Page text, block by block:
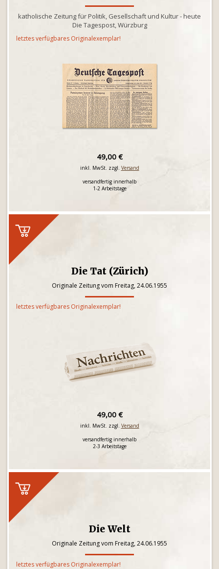
katholische Zeitung für Politik, Gesellschaft und Kultur - heute
Die Tagespost, Würzburg
letztes verfügbares Originalexemplar!
49,00 €
inkl. MwSt. zzgl. Versand
versandfertig innerhalb
1-2 Arbeitstage
Die Tat (Zürich)
Originale Zeitung vom Freitag, 24.06.1955
letztes verfügbares Originalexemplar!
49,00 €
inkl. MwSt. zzgl. Versand
versandfertig innerhalb
2-3 Arbeitstage
Die Welt
Originale Zeitung vom Freitag, 24.06.1955
letztes verfügbares Originalexemplar!